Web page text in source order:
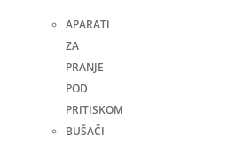
APARATI
ZA
PRANJE
POD
PRITISKOM
BUŠAČI